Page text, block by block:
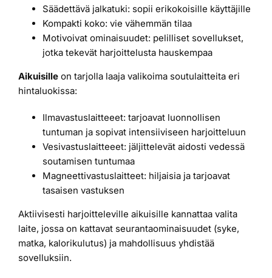
Säädettävä jalkatuki: sopii erikokoisille käyttäjille
Kompakti koko: vie vähemmän tilaa
Motivoivat ominaisuudet: pelilliset sovellukset,
jotka tekevät harjoittelusta hauskempaa
Aikuisille on tarjolla laaja valikoima soutulaitteita eri
hintaluokissa:
Ilmavastuslaitteeet: tarjoavat luonnollisen
tuntuman ja sopivat intensiiviseen harjoitteluun
Vesivastuslaitteeet: jäljittelevät aidosti vedessä
soutamisen tuntumaa
Magneettivastuslaitteet: hiljaisia ja tarjoavat
tasaisen vastuksen
Aktiivisesti harjoitteleville aikuisille kannattaa valita
laite, jossa on kattavat seurantaominaisuudet (syke,
matka, kalorikulutus) ja mahdollisuus yhdistää
sovelluksiin.